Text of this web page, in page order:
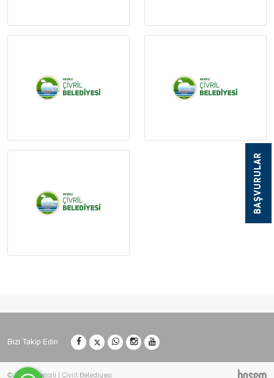
BAŞVURULAR